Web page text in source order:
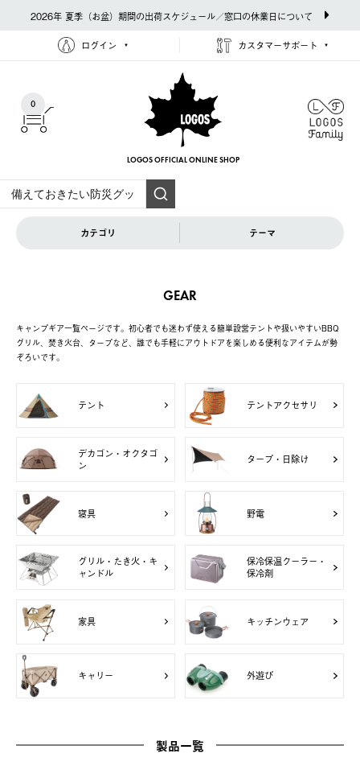
2026年 夏季（お盆）期間の出荷スケジュール／窓口の休業日について
ログイン カスタマーサポート
0
LOGOS OFFICIAL ONLINE SHOP
カテゴリ テーマ
GEAR
キャンプギア一覧ページです。初心者でも迷わず使える簡単設営テントや扱いやすいBBQ
グリル、焚き火台、タープなど、誰でも手軽にアウトドアを楽しめる便利なアイテムが勢
ぞろいです。
テント テントアクセサリ
デカゴン・オクタゴ
ン
タープ・日除け
寝具 野電
グリル・たき火・キ
ャンドル
保冷保温クーラー・
保冷剤
家具 キッチンウェア
キャリー 外遊び
製品一覧